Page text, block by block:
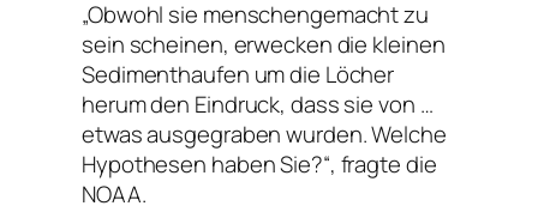
„Obwohl sie menschengemacht zu
sein scheinen, erwecken die kleinen
Sedimenthaufen um die Löcher
herum den Eindruck, dass sie von …
etwas ausgegraben wurden. Welche
Hypothesen haben Sie?“, fragte die
NOAA.